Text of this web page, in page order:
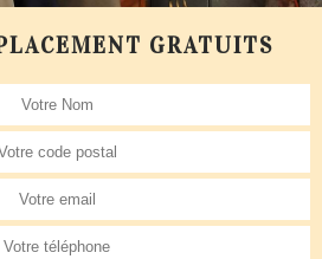
GRATUITS